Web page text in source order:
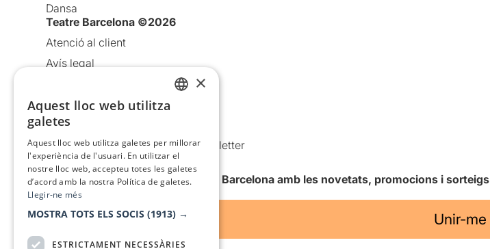
Dansa
Teatre Barcelona ©2026
Atenció al client
Avís legal
Política de cookies
Condicions d’ús
Comunicacions comercials i Newsletter
Anuncia’t
Vull rebre la newsletter de Teatre Barcelona amb les novetats, promocions i sorteigs
Unir-me
×
Aquest lloc web utilitza
galetes
Aquest lloc web utilitza galetes per millorar
l'experiència de l'usuari. En utilitzar el
nostre lloc web, accepteu totes les galetes
d’acord amb la nostra Política de galetes.
Llegir-ne més
MOSTRA TOTS ELS SOCIS (1913) →
ESTRICTAMENT NECESSÀRIES